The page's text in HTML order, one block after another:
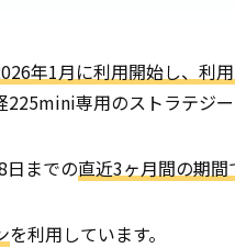
年1月に利用開始し、利
専用のストラテジー
日までの直近3ヶ月間の期
を利用しています。